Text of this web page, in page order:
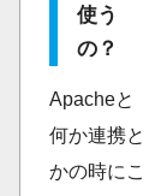
使う
の？
Apacheと
何か連携と
かの時にこ